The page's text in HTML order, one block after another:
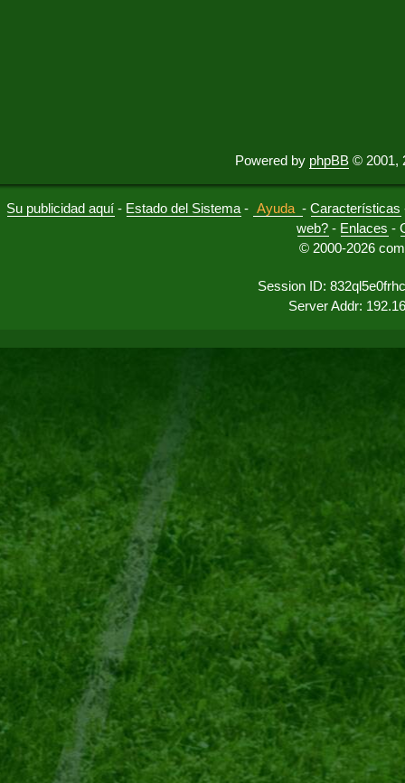
Powered by phpBB © 2001,
Su publicidad aquí - Estado del Sistema - Ayuda -Características
web? - Enlaces -
© 2000-2026
Session ID:
Server Addr: